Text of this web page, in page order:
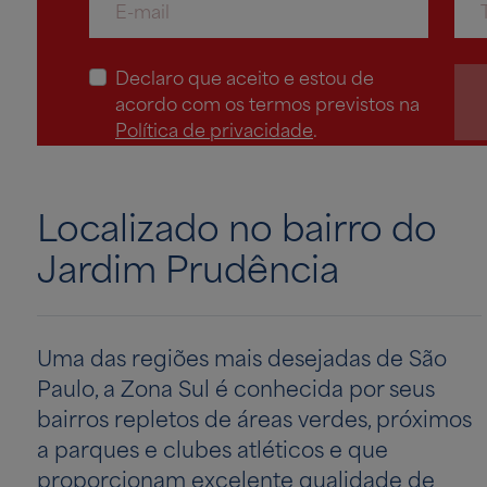
Declaro que aceito e estou de
acordo com os termos previstos na
Política de privacidade.
Localizado no bairro do
Jardim Prudência
Uma das regiões mais desejadas de São
Paulo, a Zona Sul é conhecida por seus
bairros repletos de áreas verdes, próximos
a parques e clubes atléticos e que
proporcionam excelente qualidade de